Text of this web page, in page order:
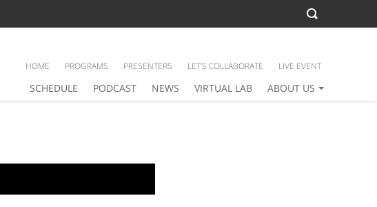
SCHEDULE PODCAST NEWS VIRTUAL LAB ABOUT US
HOME PROGRAMS PRESENTERS LET’S COLLABORATE LIVE EVENT